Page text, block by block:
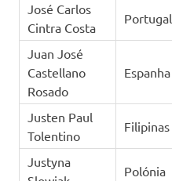
José Carlos
Cintra Costa
Portugal
Juan José
Castellano
Rosado
Espanha
Justen Paul
Tolentino
Filipinas
Justyna
Polónia